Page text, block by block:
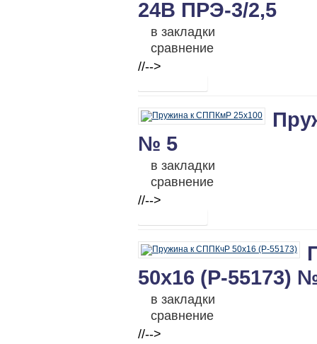
24В ПРЭ-3/2,5
в закладки
сравнение
//-->
№ 5
в закладки
сравнение
//-->
50х16 (Р-55173)
в закладки
сравнение
//-->